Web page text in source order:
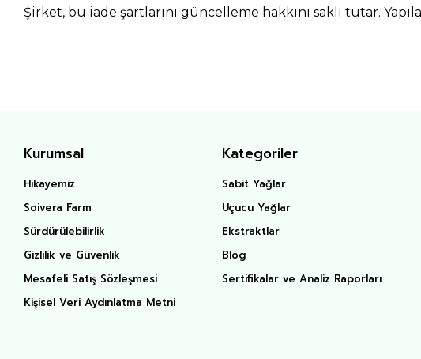
Şirket, bu iade şartlarını güncelleme hakkını saklı tutar.
Kurumsal
Hikayemiz
Soivera Farm
Sürdürülebilirlik
Gizlilik ve Güvenlik
Mesafeli Satış Sözleşmesi
Kişisel Veri Aydınlatma Metni
Kategoriler
Sabit Yağlar
Uçucu Yağlar
Ekstraktlar
Blog
Sertifikalar ve Analiz Raporları